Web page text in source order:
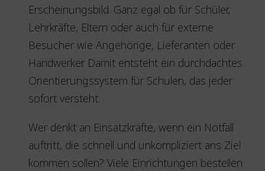
Erscheinungsbild. Ganz egal ob für Schüler,
Lehrkräfte, Eltern oder auch für externe
Besucher wie Angehörige, Lieferanten oder
Handwerker. Damit entsteht ein durchdachtes
Orientierungssystem für Schulen, das jeder
sofort versteht.
Wer denkt an Einsatzkräfte, wenn ein Notfall
auftritt, die schnell und unkompliziert ans Ziel
kommen sollen? Viele Einrichtungen bestellen